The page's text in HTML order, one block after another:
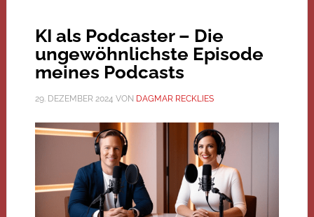
KI als Podcaster – Die
ungewöhnlichste Episode
meines Podcasts
29. DEZEMBER 2024 VON DAGMAR RECKLIES